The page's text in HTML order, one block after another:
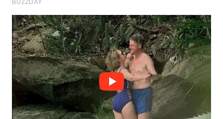
SAMOSIR
WN
PADANG
LAWAS
WN
SUMEDANG
WN